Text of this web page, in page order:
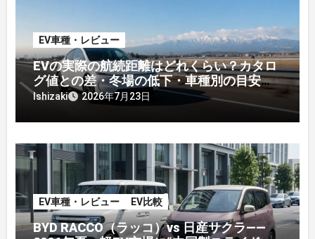
EV車種・レビュー
EVの実際の航続距離はどれくらい？カタロ
グ値との差・冬場の低下・車種別の目安
【2026年オーナー実測】
Ishizaki 2026年7月23日
EV車種・レビュー EV比較
BYD RACCO（ラッコ）vs 日産サクラ——